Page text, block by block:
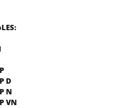
D
N
VN